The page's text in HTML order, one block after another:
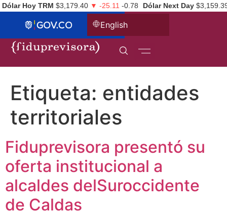
Dólar Hoy TRM $3,179.40 ▼ -25.11 -0.78 Dólar Next Day
English
Etiqueta: entidades
territoriales
Fiduprevisora presentó su
oferta institucional a
alcaldes delSuroccidente
de Caldas